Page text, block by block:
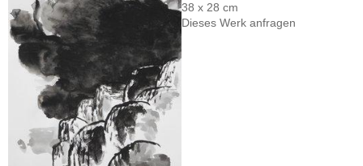
38 x 28 cm
Dieses Werk anfragen